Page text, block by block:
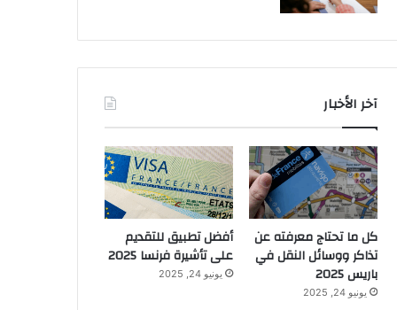
آخر الأخبار
كل ما تحتاج معرفته عن
تذاكر ووسائل النقل في
باريس 2025
يونيو 24, 2025
أفضل تطبيق للتقديم
على تأشيرة فرنسا 2025
يونيو 24, 2025